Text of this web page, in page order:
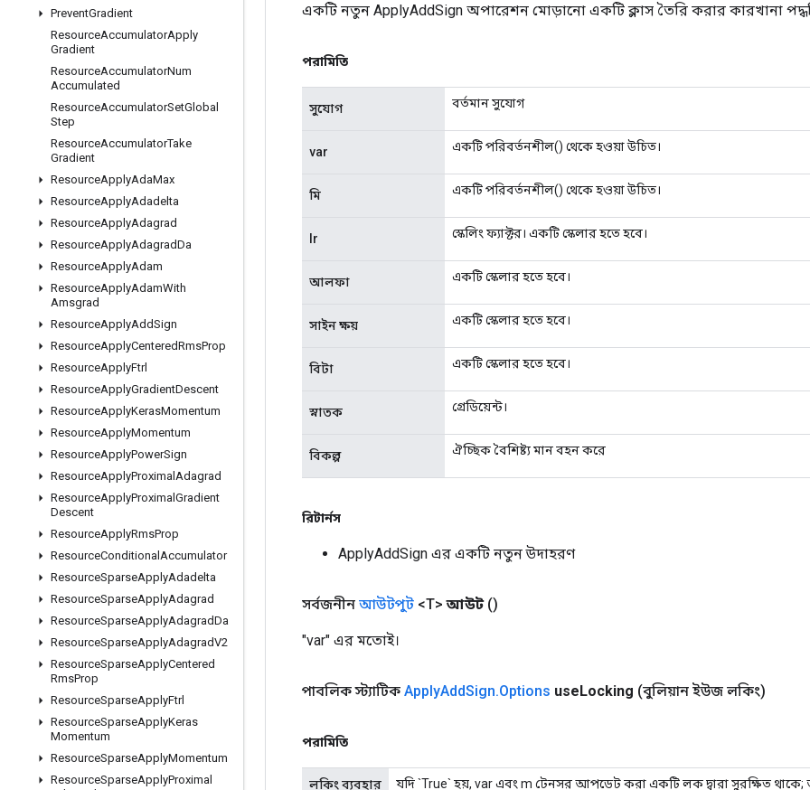
PreventGradient
ResourceAccumulatorApply
Gradient
ResourceAccumulatorNum
Accumulated
ResourceAccumulatorSetGlobal
Step
ResourceAccumulatorTake
Gradient
ResourceApplyAdaMax
ResourceApplyAdadelta
ResourceApplyAdagrad
ResourceApplyAdagradDa
ResourceApplyAdam
ResourceApplyAdamWith
Amsgrad
ResourceApplyAddSign
ResourceApplyCenteredRmsProp
ResourceApplyFtrl
ResourceApplyGradientDescent
ResourceApplyKerasMomentum
ResourceApplyMomentum
ResourceApplyPowerSign
ResourceApplyProximal Adagrad
ResourceApplyProximal Gradient
Descent
ResourceApplyRmsProp
ResourceConditional Accumulator
ResourceSparseApplyAdadelta
ResourceSparseApplyAdagrad
ResourceSparseApplyAdagradDa
ResourceSparseApplyAdagradV2
ResourceSparseApplyCentered
RmsProp
ResourceSparseApplyFtrl
ResourceSparseApplyKeras
Momentum
ResourceSparseApplyMomentum
ResourceSparseApplyProximal
একটি নতুন ApplyAddSign অপারেশন মোড়ানো একটি ক্লাস তৈরি করার কারখানা
পরামিতি
সুযোগ বর্তমান সুযোগ
var একটি পরিবর্তনশীল() থেকে হওয়া উচিত।
মি একটি পরিবর্তনশীল() থেকে হওয়া উচিত।
lr স্কেলিং ফ্যাক্টর। একটি স্কেলার হতে হবে।
আলফা একটি স্কেলার হতে হবে।
সাইন ক্ষয় একটি স্কেলার হতে হবে।
বিটা একটি স্কেলার হতে হবে।
স্নাতক গ্রেডিয়েন্ট।
বিকল্প ঐচ্ছিক বৈশিষ্ট্য মান বহন করে
রিটার্নস
ApplyAddSign এর একটি নতুন উদাহরণ
সর্বজনীন আউটপুট <T> আউট ()
"var" এর মতোই।
পাবলিক স্ট্যাটিক ApplyAddSign.Options useLocking (বুলিয়ান ইউজ লকিং)
পরামিতি
লকিং ব্যবহার
যদি `True` হয়, var এবং m টেনসর আপডেট করা একটি লক দ্বারা সুরক্ষিত